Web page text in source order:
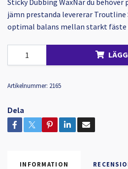
jämn prestanda levererar Troutline
optimal balans mellan starkt fäste
Artikelnummer: 2165
Dela
INFORMATION